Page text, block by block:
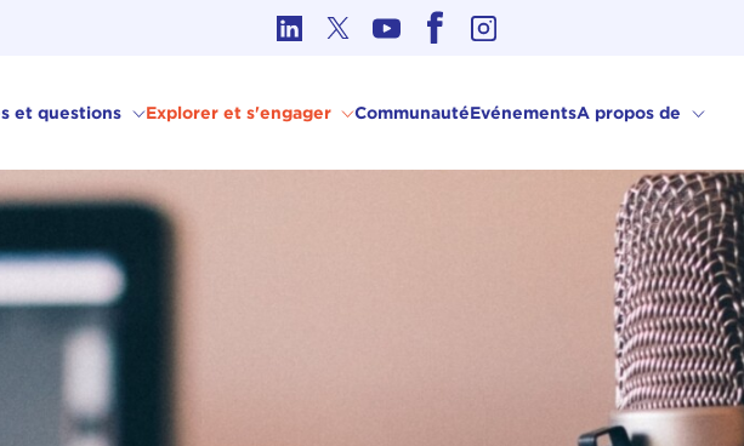
et questions Explorer et s'engager CommunautéEvénementsA propos de